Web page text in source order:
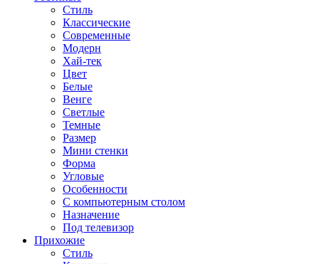
Стиль
Классические
Современные
Модерн
Хай-тек
Цвет
Белые
Венге
Светлые
Темные
Размер
Мини стенки
Форма
Угловые
Особенности
С компьютерным столом
Назначение
Под телевизор
Прихожие
Стиль